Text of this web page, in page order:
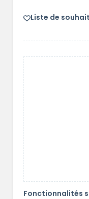
Liste de
Fonctionnalités